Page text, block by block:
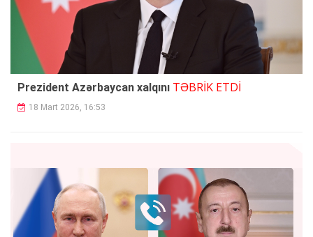
Prezident Azərbaycan xalqını TƏBRİK ETDİ
18 Mart 2026, 16:53